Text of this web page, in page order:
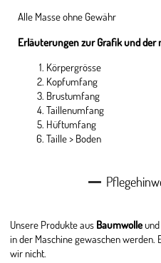
Alle Masse ohne Gewähr
Erläuterungen zur Grafik und der
Körpergrösse
Kopfumfang
Brustumfang
Taillenumfang
Hüftumfang
Taille > Boden
Unsere Produkte aus Baumwolleund
in der Maschine gewaschen
wir nicht.